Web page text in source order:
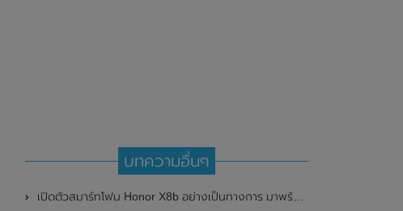
บทความอื่นๆ
เปิดตัวสมาร์ทโฟน Honor X8b อย่างเป็นทางการ มาพร้อมหน้าจอแสดงผล AMOLED 90Hz , ชิปเซ็ต Snapdragon 680 , กล้องหลัง 3 ตัว ความละเอียดสูงถึง 108MP